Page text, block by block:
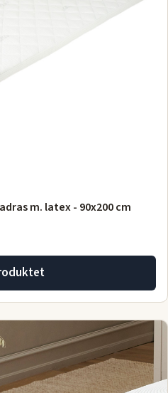
m. latex - 90x200 cm